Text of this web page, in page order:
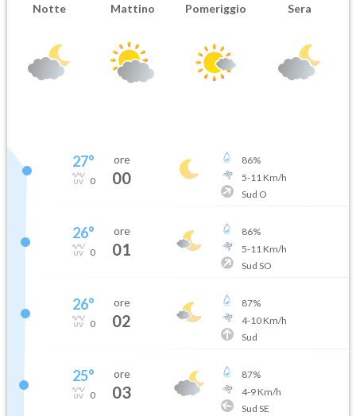
Notte Mattino Pomeriggio Sera
27°
0
ore
00
86%
5-11 Km/h
Sud O
26°
0
ore
01
86%
5-11 Km/h
Sud SO
26°
0
ore
02
87%
4-10Km/h
Sud
25°
0
ore
03
87%
4-9Km/h
Sud SE